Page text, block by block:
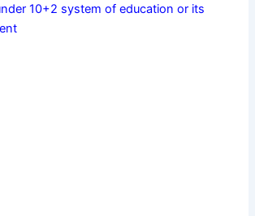
10+2 system of education or its